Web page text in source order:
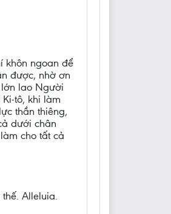
khôn ngoan để
được, nhờ ơn
lao Người
tô, khi làm
thần thiêng,
dưới chân
cho tất cả
Alleluia.